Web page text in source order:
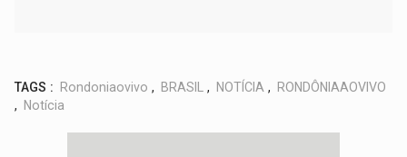
TAGS : Rondoniaovivo , BRASIL , NOTÍCIA ,
RONDÔNIAAOVIVO
,
Notícia